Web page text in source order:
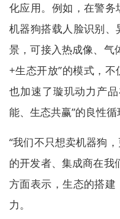
化应用。例如，在警
机器狗搭载人脸识别
景，可接入热成像、气
+生态开放”的模式，不
也加速了璇玑动力产
能、生态共赢”的良性循
“我们不只想卖机器狗
的开发者、集成商在我
方面表示，生态的搭
力。